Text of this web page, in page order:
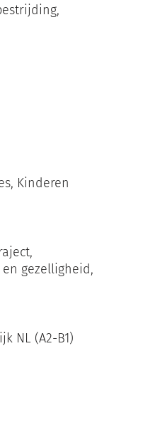
,
Kinderen
gezelligheid,
NL (A2-B1)